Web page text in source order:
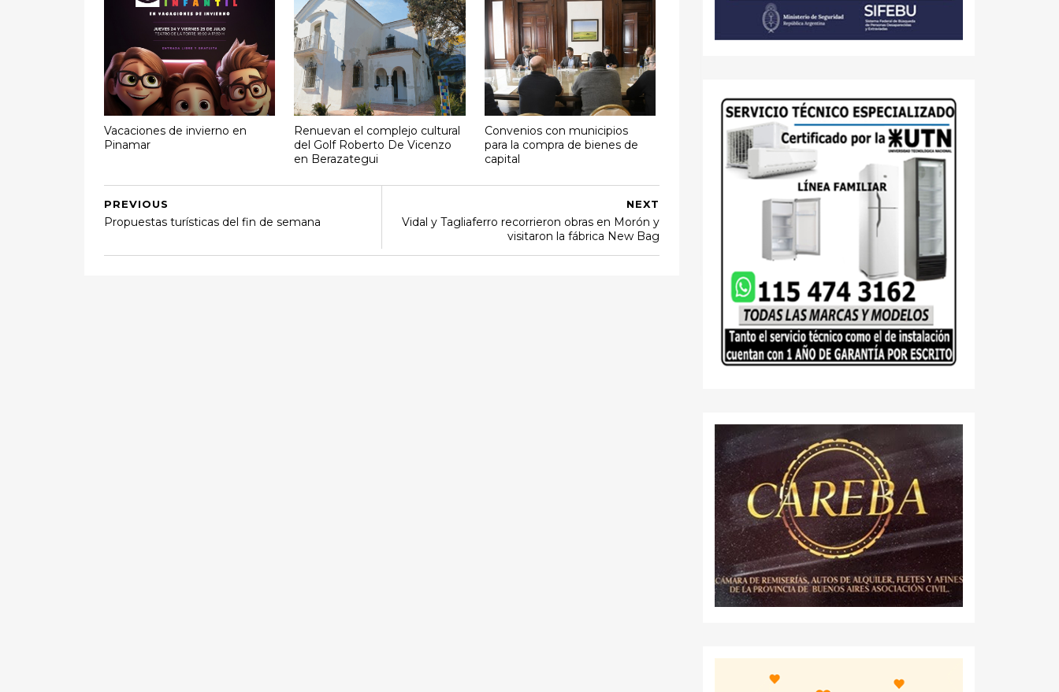
Vacaciones de invierno en
Pinamar
Renuevan el complejo cultural
del Golf Roberto De Vicenzo
en Berazategui
Convenios con municipios
para la compra de bienes de
capital
NEXT
Vidal y Tagliaferro recorrieron obras en Morón y
visitaron la fábrica New Bag
PREVIOUS
Propuestas turísticas del fin de semana